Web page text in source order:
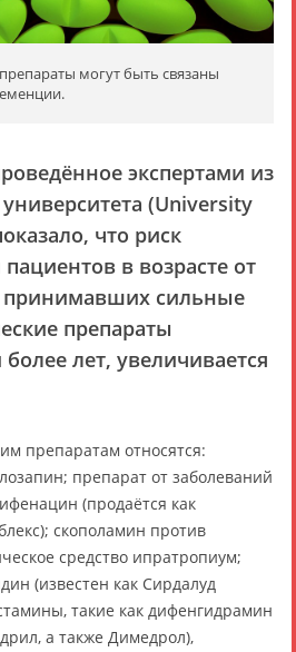
могут быть связаны
экспертами из
(University
что риск
в возрасте от
принимавших сильные
препараты
лет, увеличивается
препаратам относятся:
препарат от заболеваний
(продаётся как
скополамин против
средство ипратропиум;
(известен как Сирдалуд
такие как дифенгидрамин
а также Димедрол),